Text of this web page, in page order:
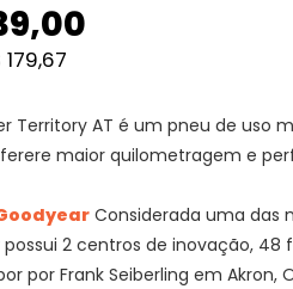
179,67
Territory AT é um pneu de uso
maior quilometragem e
Considerada uma das
2 centros de inovação, 48
por Frank Seiberling em Akron,